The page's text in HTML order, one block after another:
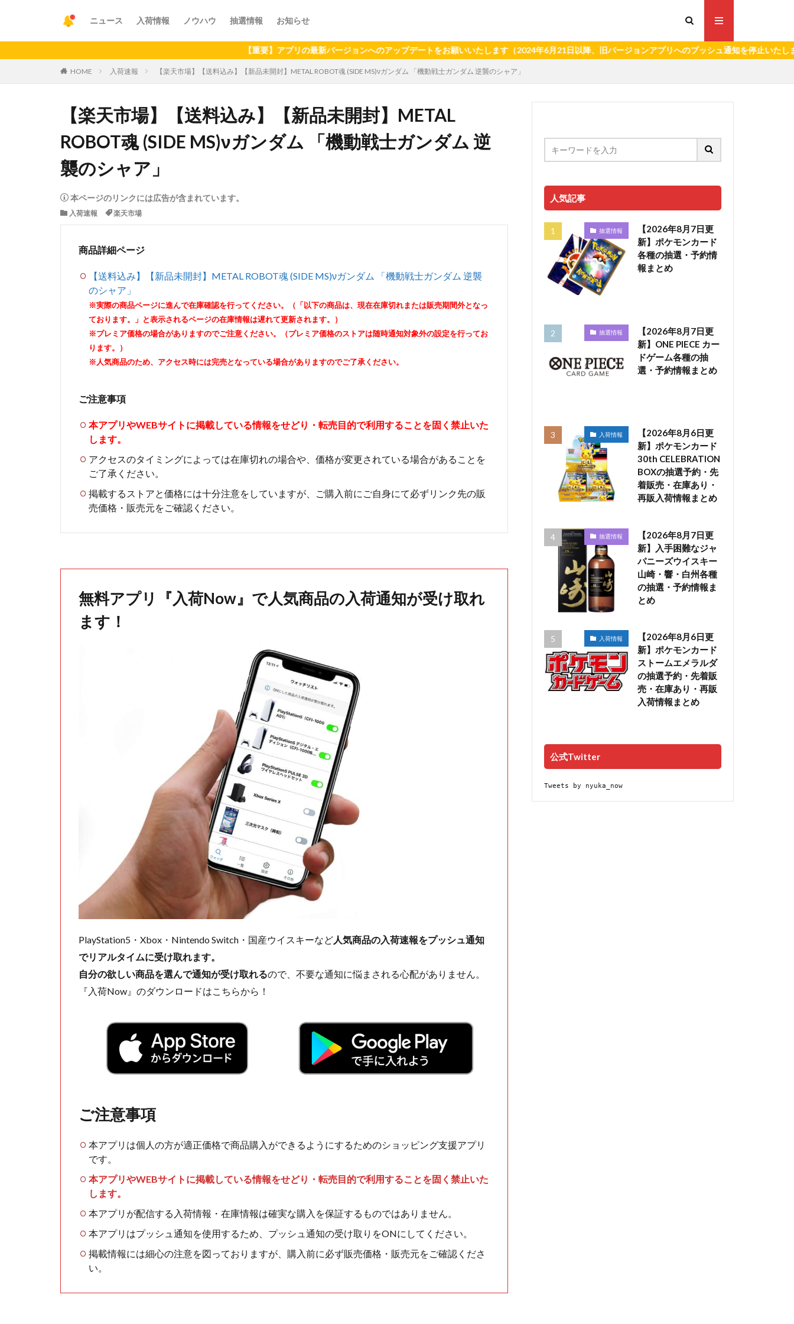
ニュース 入荷情報 ノウハウ 抽選情報 お知らせ
【重要】アプリの最新バージョンへのアップデートをお願いいたします（2024年6月21日以降、旧バージョンアプリへのプッシュ通知を停止いたします。）
HOME 入荷速報 【楽天市場】【送料込み】【新品未開封】METAL ROBOT魂 (SIDE MS)νガンダム 「機動戦士ガンダム 逆襲のシャア」
【楽天市場】【送料込み】【新品未開封】METAL
ROBOT魂 (SIDE MS)νガンダム 「機動戦士ガンダム 逆
襲のシャア」
本ページのリンクには広告が含まれています。
入荷速報 楽天市場
商品詳細ページ
【送料込み】【新品未開封】METAL ROBOT魂 (SIDE MS)νガンダム 「機動戦士ガンダム 逆襲
のシャア」
※実際の商品ページに進んで在庫確認を行ってください。（「以下の商品は、現在在庫切れまたは販売期間外となっ
ております。」と表示されるページの在庫情報は遅れて更新されます。）
※プレミア価格の場合がありますのでご注意ください。（プレミア価格のストアは随時通知対象外の設定を行ってお
ります。）
※人気商品のため、アクセス時には完売となっている場合がありますのでご了承ください。
ご注意事項
本アプリやWEBサイトに掲載している情報をせどり・転売目的で利用することを固く禁止いた
します。
アクセスのタイミングによっては在庫切れの場合や、価格が変更されている場合があることを
ご了承ください。
掲載するストアと価格には十分注意をしていますが、ご購入前にご自身にて必ずリンク先の販
売価格・販売元をご確認ください。
無料アプリ『入荷Now』で人気商品の入荷通知が受け取れ
ます！
PlayStation5・Xbox・Nintendo Switch・国産ウイスキーなど人気商品の入荷速報をプッシュ通知
でリアルタイムに受け取れます。
自分の欲しい商品を選んで通知が受け取れるので、不要な通知に悩まされる心配がありません。
『入荷Now』のダウンロードはこちらから！
ご注意事項
本アプリは個人の方が適正価格で商品購入ができるようにするためのショッピング支援アプリ
です。
本アプリやWEBサイトに掲載している情報をせどり・転売目的で利用することを固く禁止いた
します。
本アプリが配信する入荷情報・在庫情報は確実な購入を保証するものではありません。
本アプリはプッシュ通知を使用するため、プッシュ通知の受け取りをONにしてください。
掲載情報には細心の注意を図っておりますが、購入前に必ず販売価格・販売元をご確認くださ
い。
人気記事
抽選情報
【2026年8月7日更
新】ポケモンカード
各種の抽選・予約情
報まとめ
抽選情報
【2026年8月7日更
新】ONE PIECE カー
ドゲーム各種の抽
選・予約情報まとめ
入荷情報
【2026年8月6日更
新】ポケモンカード
30th CELEBRATION
BOXの抽選予約・先
着販売・在庫あり・
再販入荷情報まとめ
抽選情報
【2026年8月7日更
新】入手困難なジャ
パニーズウイスキー
山崎・響・白州各種
の抽選・予約情報ま
とめ
入荷情報
【2026年8月6日更
新】ポケモンカード
ストームエメラルダ
の抽選予約・先着販
売・在庫あり・再販
入荷情報まとめ
公式Twitter
Tweets by nyuka_now